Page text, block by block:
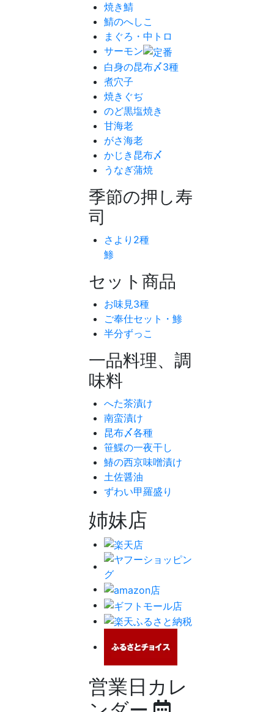
焼き鯖
鯖のへしこ
まぐろ・中トロ
サーモン
白身の昆布〆3種
煮穴子
焼きぐぢ
のど黒塩焼き
甘海老
がさ海老
かじき昆布〆
うなぎ蒲焼
季節の押し寿
司
さより2種
鯵
セット商品
お味見3種
ご奉仕セット・鯵
半分ずっこ
一品料理、調
味料
へた茶漬け
南蛮漬け
昆布〆各種
笹鰈の一夜干し
鰆の西京味噌漬け
土佐醤油
ずわい甲羅盛り
姉妹店
営業日カレ